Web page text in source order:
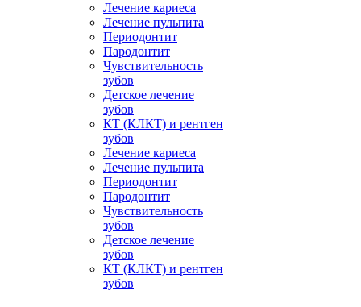
Лечение кариеса
Лечение пульпита
Периодонтит
Пародонтит
Чувствительность
зубов
Детское лечение
зубов
КТ (КЛКТ) и рентген
зубов
Лечение кариеса
Лечение пульпита
Периодонтит
Пародонтит
Чувствительность
зубов
Детское лечение
зубов
КТ (КЛКТ) и рентген
зубов